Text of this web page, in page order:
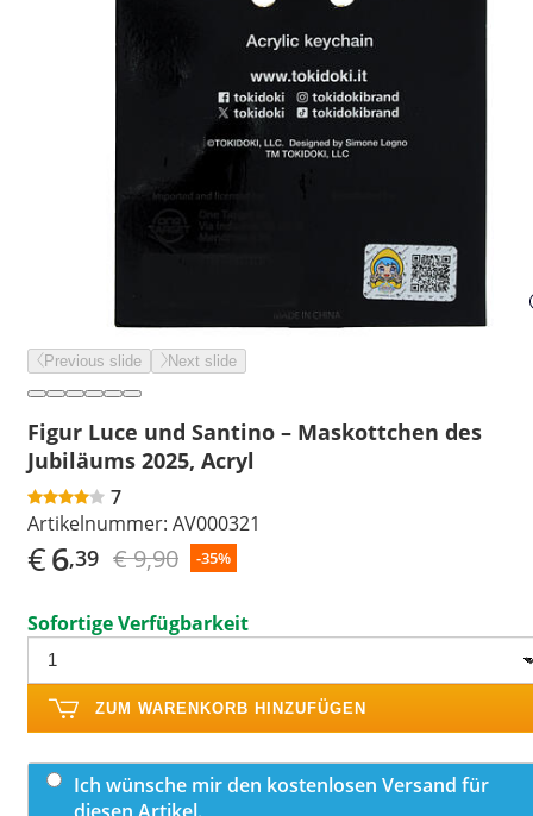
Previous slide Next slide
Figur Luce und Santino – Maskottchen des
Jubiläums 2025, Acryl
7
Artikelnummer: AV000321
€6,39 € 9,90 -35%
Sofortige Verfügbarkeit
ZUM WARENKORB HINZUFÜGEN
Ich wünsche mir den kostenlosen Versand für